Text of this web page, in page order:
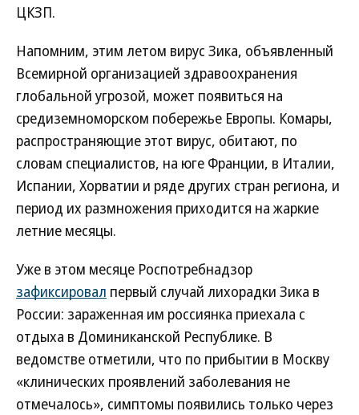
ЦКЗП.
Напомним, этим летом вирус Зика, объявленный
Всемирной организацией здравоохранения
глобальной угрозой, может появиться на
средиземноморском побережье Европы. Комары,
распространяющие этот вирус, обитают, по
словам специалистов, на юге Франции, в Италии,
Испании, Хорватии и ряде других стран региона, и
период их размножения приходится на жаркие
летние месяцы.
Уже в этом месяце Роспотребнадзор
зафиксировал первый случай лихорадки Зика в
России: зараженная им россиянка приехала с
отдыха в Доминиканской Республике. В
ведомстве отметили, что по прибытии в Москву
«клинических проявлений заболевания не
отмечалось», симптомы появились только через